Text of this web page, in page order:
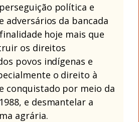
política e
adversários da bancada
hoje mais que
os direitos
povos indígenas e
o direito à
conquistado por meio da
e desmantelar a
agrária.